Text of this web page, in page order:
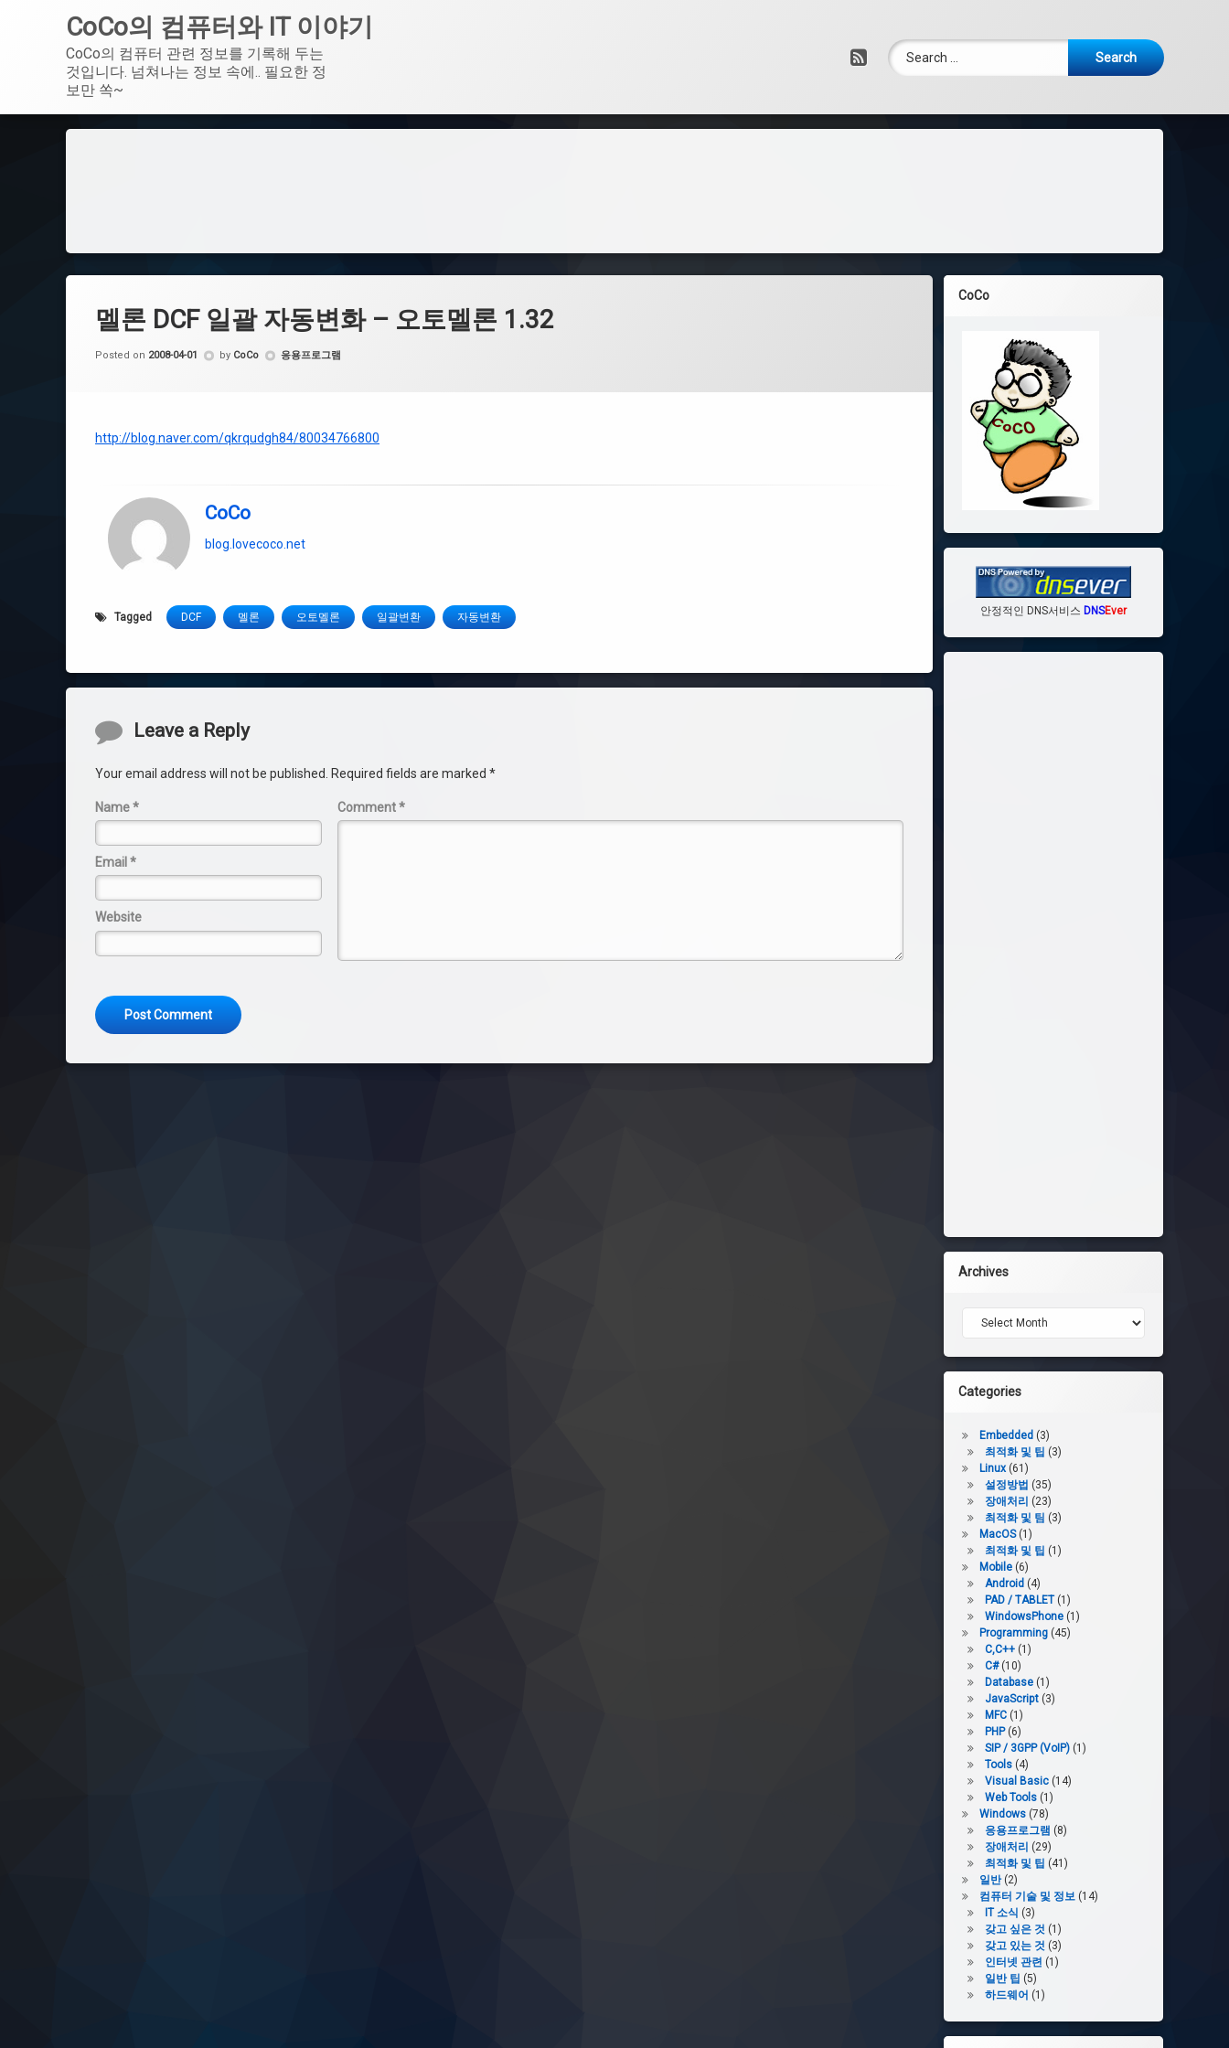
CoCo의 컴퓨터와 IT 이야기
CoCo의 컴퓨터 관련 정보를 기록해 두는
것입니다. 넘쳐나는 정보 속에.. 필요한 정
보만 쏙~
RSSSearch for:
멜론 DCF 일괄 자동변화 – 오토멜론 1.32
Posted on 2008-04-01 by CoCo Categories:
응용프로그램
http://blog.naver.com/qkrqudgh84/80034766800
CoCo
blog.lovecoco.net
Tagged DCF 멜론 오토멜론 일괄변환 자동변환
Comments
Leave a Reply
Your email address will not be published. Required fields are marked *
Comment*
Name*
Email *
Website
CoCo
안정적인 DNS서비스 DNSEver
Archives
Archives
Categories
Embedded(3)
최적화 및 팁 (3)
Linux(61)
설정방법 (35)
장애처리 (23)
최적화 및 팀 (3)
MacOS(1)
최적화 및 팁 (1)
Mobile(6)
Android(4)
PAD / TABLET(1)
WindowsPhone(1)
Programming(45)
C,C++(1)
C#(10)
Database(1)
JavaScript(3)
MFC(1)
PHP(6)
SIP / 3GPP (VoIP)(1)
Tools(4)
Visual Basic(14)
Web Tools(1)
Windows(78)
응용프로그램 (8)
장애처리 (29)
최적화 및 팁 (41)
일반(2)
컴퓨터 기술 및 정보(14)
IT 소식 (3)
갖고 싶은 것 (1)
갖고 있는 것 (3)
인터넷 관련 (1)
일반 팁 (5)
하드웨어 (1)